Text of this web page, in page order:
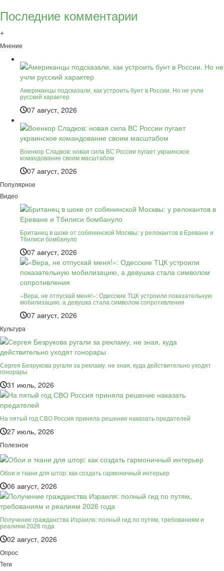
Последние комментарии
+
Мнение
Американцы подсказали, как устроить бунт в России. Но не учли
русский характер
07 август, 2026
Военкор Сладков: новая сила ВС России пугает украинское
командование своим масштабом
07 август, 2026
Популярное
Видео
Британец в шоке от собянинской Москвы: у релокантов в Ереване и
Тбилиси бомбануло
07 август, 2026
«Вера, не отпускай меня!»: Одесские ТЦК устроили показательную
мобилизацию, а девушка стала символом сопротивления
07 август, 2026
Культура
Сергея Безрукова ругали за рекламу, не зная, куда действительно уходят
гонорары
31 июль, 2026
На пятый год СВО Россия приняла решение наказать предателей
27 июль, 2026
Полезное
Обои и ткани для штор: как создать гармоничный интерьер
06 август, 2026
Получение гражданства Израиля: полный гид по путям, требованиям и
реалиям 2026 года
02 август, 2026
Опрос
Теги